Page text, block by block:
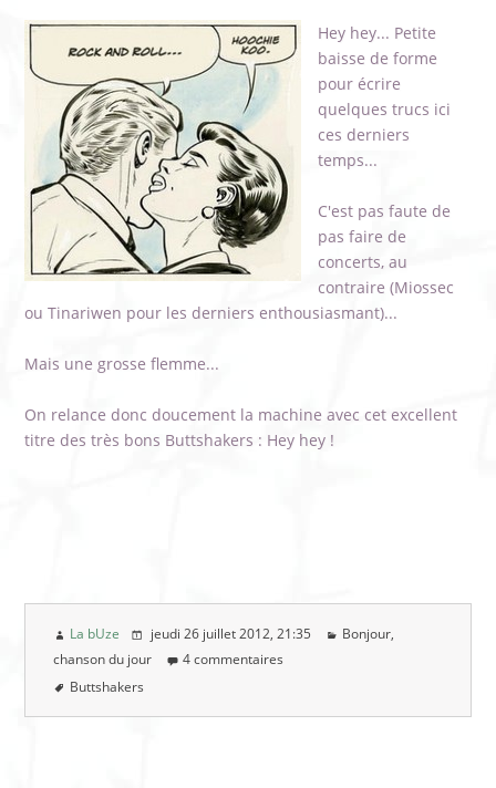
Hey hey... Petite
baisse de forme
pour écrire
quelques trucs ici
ces derniers
temps...
C'est pas faute de
pas faire de
concerts, au
contraire (Miossec
ou Tinariwen pour les derniers enthousiasmant)...
Mais une grosse flemme...
On relance donc doucement la machine avec cet excellent
titre des très bons Buttshakers : Hey hey !
La bUze jeudi 26 juillet 2012, 21:35
Bonjour,
chanson du jour
4 commentaires
Buttshakers